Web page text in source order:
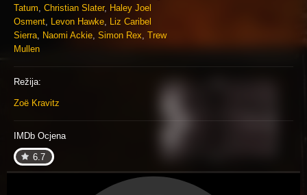
Tatum, Christian Slater, Haley Joel
Osment, Levon Hawke, Liz Caribel
Sierra, Naomi Ackie, Simon Rex, Trew
Mullen
Režija:
Zoë Kravitz
IMDb Ocjena
6.7